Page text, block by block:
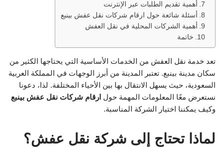
أهمية تقديم الطلبات عبر الإنترنت
أسئلة شائعة حول ارقام شركات نقل عفش بينبع
أهمية الشركات المحلية في نقل العفش
خاتمة
تعد خدمة نقل العفش من الخدمات الأساسية التي يحتاجها الكثير من
سكان مدينة بينبع. تعتبر المدينة من أبرز الوجهات في المملكة العربية
السعودية، حيث يسهل الانتقال بها بين الأحياء المختلفة. لذا، دعونا
نستعرض معًا المعلومات المهمة حول ارقام شركات نقل عفش بينبع
وكيف يمكننا اختيار الشركة المناسبة.
لماذا تحتاج إلى شركة نقل عفش؟